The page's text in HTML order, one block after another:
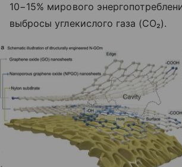
10−15% мирового
выбросы углекислого газа (CO₂).